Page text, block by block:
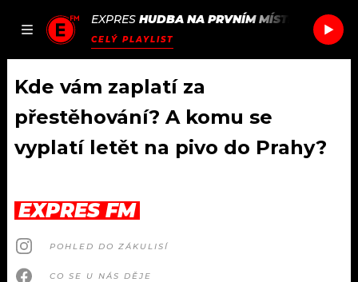
JAK
SEZNAM.CZ
EXPRES HUDBA NA PRVNÍM MÍSTĚ SOAK
CELÝ PLAYLIST
DOMŮ
AKTUÁLNĚ
HUDBA
PODCASTY
JAK NALADIT
Kde vám zaplatí za
přestěhování? A komu se
vyplatí letět na pivo do Prahy?
EXPRES FM
POHLED DO ZÁKULISÍ
CO SE U NÁS DĚJE